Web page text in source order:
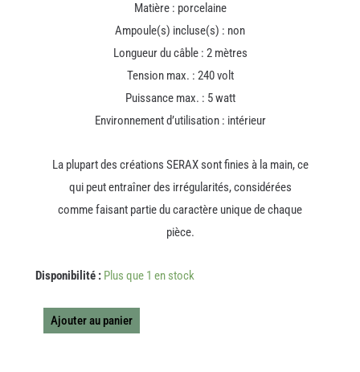
Matière : porcelaine
Ampoule(s) incluse(s) : non
Longueur du câble : 2 mètres
Tension max. : 240 volt
Puissance max. : 5 watt
Environnement d’utilisation : intérieur
La plupart des créations SERAX sont finies à la main, ce
qui peut entraîner des irrégularités, considérées
comme faisant partie du caractère unique de chaque
pièce.
Disponibilité : Plus que 1 en stock
quantité
JOE
N°1
Ajouter au panier